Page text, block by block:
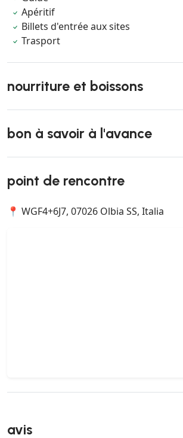
Apéritif
Billets d'entrée aux sites
Trasport
nourriture et boissons
bon à savoir à l'avance
point de rencontre
📍 WGF4+6J7, 07026 Olbia SS, Italia
avis